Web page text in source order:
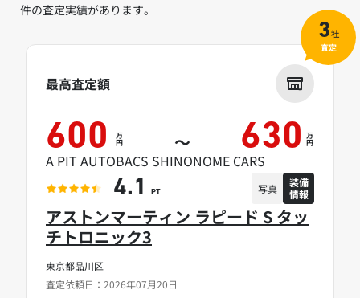
件の査定実績があります。
東京都品川区
査定依頼日：2026年07月20日
アストンマーティン ラピード S タッ
チトロニック3
最高査定額
600 万
円 ～ 630 万
円
A PIT AUTOBACS SHINONOME CARS
4.1 PT 写真
装備
情報
3社
査定